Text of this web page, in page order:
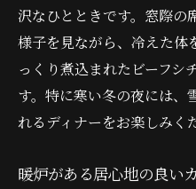
沢なひとときです。窓際の
様子を見ながら、冷えた体
っくり煮込まれたビーフシ
す。特に寒い冬の夜には、
れるディナーをお楽しみく
暖炉がある居心地の良い